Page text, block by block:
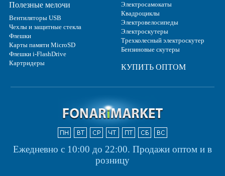
Полезные мелочи
Вентиляторы USB
Чехлы и защитные стекла
Флешки
Карты памяти MicroSD
Флешки i-FlashDrive
Картридеры
Электросамокаты
Квадроциклы
Электровелосипеды
Электроскутеры
Трехколесный электроскутер
Бензиновые скутеры
КУПИТЬ ОПТОМ
Ежедневно с 10:00 до 22:00. Продажи оптом и в
розницу